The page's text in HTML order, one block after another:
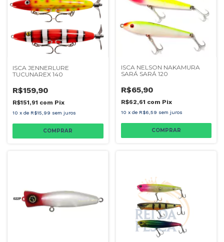
ISCA JENNERLURE
TUCUNAREX 140
R$159,90
R$151,91 com Pix
10 x de R$15,99 sem juros
COMPRAR
ISCA NELSON NAKAMURA
SARÁ SARÁ 120
R$65,90
R$62,61 com Pix
10 x de R$6,59 sem juros
COMPRAR